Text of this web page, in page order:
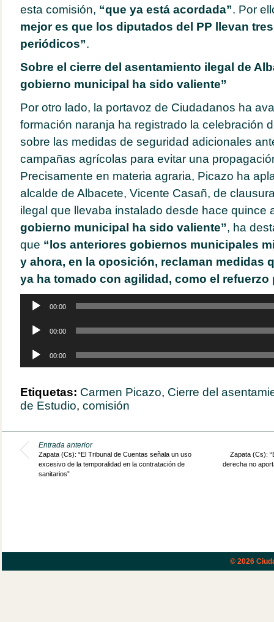
esta comisión, “que ya está acordada”. Por
mejor es que los diputados del PP llevan
periódicos”.
Sobre el cierre del asentamiento ilegal de
gobierno municipal ha sido valiente”
Por otro lado, la portavoz de Ciudadanos ha
formación naranja ha registrado la celebración
sobre las medidas de seguridad adicionales
campañas agrícolas para evitar una
Precisamente en materia agraria, Picazo ha
alcalde de Albacete, Vicente Casañ, de
ilegal que llevaba instalado desde hace quince
gobierno municipal ha sido valiente”, ha
que “los anteriores gobiernos municipales
y ahora, en la oposición, reclaman medidas
ya ha tomado con agilidad, como el refuerzo
Reproductor
00:00
Reproductor
00:00
Reproductor
audio
00:00
Etiquetas: Carmen Picazo, Cierre del
de Estudio, comisión
Entrada anterior
Zapata (Cs): “El Tribunal de Cuentas señala un uso
excesivo de la temporalidad en la contratación de
sanitarios”
Zapata (Cs):
derecha no
© 2026